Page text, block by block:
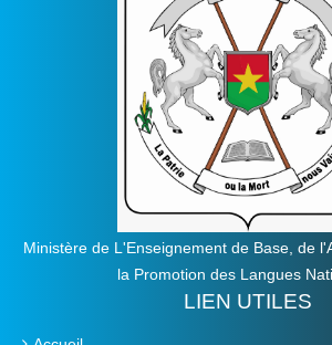
Ministère de L'Enseignement de Base, de
la Promotion des Langues
LIEN UTILES